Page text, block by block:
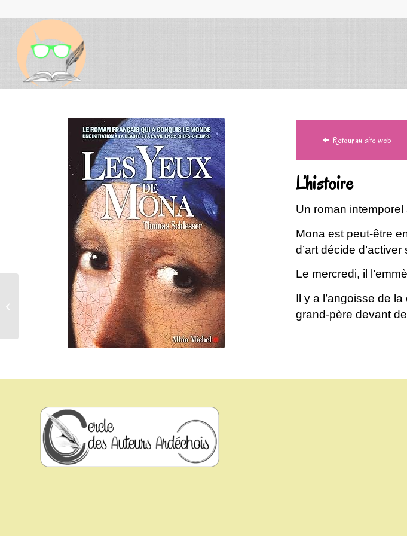
Retour au site web
L’histoire
Un roman
Mona est peut-être
d’art décide
Le mercredi, il
Il y a l’angoisse de
grand-père devant
Les huit vies d’une mangeuse de terre –
Mirinae Lee – Éditions...